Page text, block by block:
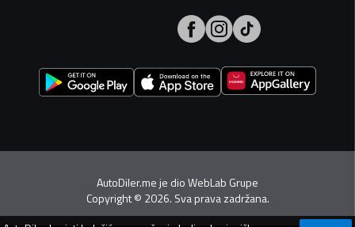
AutoDiler.me je dioWebLab Grupe
Copyright© 2026. Sva prava zadržana.